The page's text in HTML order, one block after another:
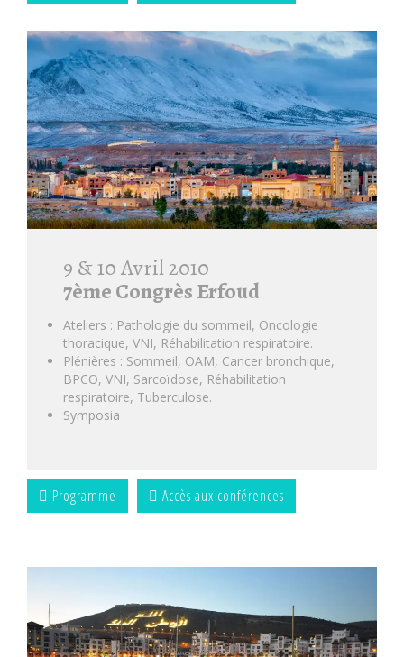
9 & 10 Avril 2010
7ème Congrès Erfoud
Ateliers : Pathologie du sommeil, Oncologie
thoracique, VNI, Réhabilitation respiratoire.
Plénières : Sommeil, OAM, Cancer bronchique,
BPCO, VNI, Sarcoïdose, Réhabilitation
respiratoire, Tuberculose.
Symposia
Programme Accès aux conférences